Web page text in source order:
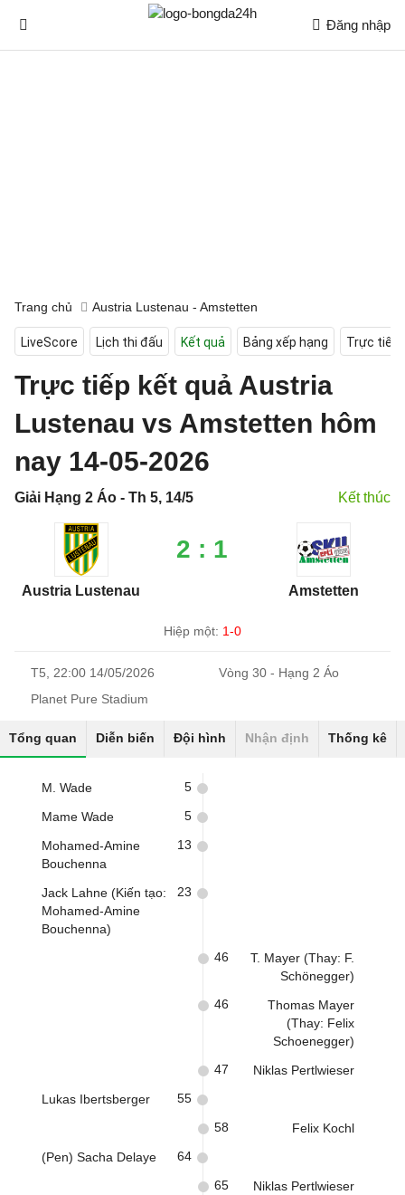
Đăng nhập
Trang chủ Austria Lustenau - Amstetten
LiveScore Lịch thi đấu Kết quả Bảng xếp hạng Trực tiếp
Trực tiếp kết quả Austria
Lustenau vs Amstetten hôm
nay 14-05-2026
Giải Hạng 2 Áo - Th 5, 14/5 Kết thúc
Austria Lustenau
2 : 1
Amstetten
Hiệp một: 1-0
T5, 22:00 14/05/2026
Vòng 30 - Hạng 2 Áo
Planet Pure Stadium
Tổng quan Diễn biến Đội hình Nhận định Thống kê
M. Wade 5
Mame Wade 5
Mohamed-Amine
Bouchenna
13
Jack Lahne (Kiến tạo:
Mohamed-Amine
Bouchenna)
23
T. Mayer (Thay: F.
Schönegger)
46
Thomas Mayer
(Thay: Felix
Schoenegger)
46
Niklas Pertlwieser
47
Lukas Ibertsberger 55
Felix Kochl
58
(Pen) Sacha Delaye 64
Niklas Pertlwieser
65